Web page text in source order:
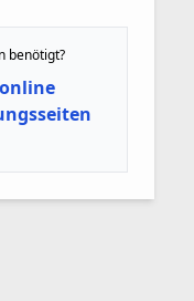
benötigt?